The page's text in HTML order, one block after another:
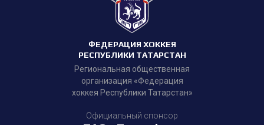
ФЕДЕРАЦИЯ ХОККЕЯ
РЕСПУБЛИКИ ТАТАРСТАН
Региональная общественная
организация «Федерация
хоккея Республики Татарстан»
Официальный спонсор